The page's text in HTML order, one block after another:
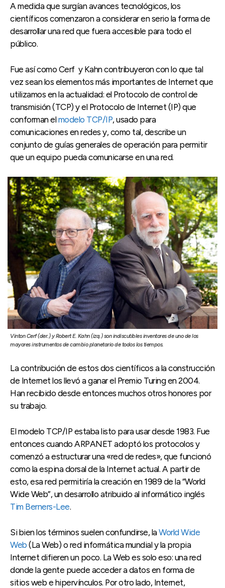
A medida que surgían avances tecnológicos, los
científicos comenzaron a considerar en serio la forma de
desarrollar una red que fuera accesible para todo el
público.
Fue así como Cerf y Kahn contribuyeron con lo que tal
vez sean los elementos más importantes de Internet que
utilizamos en la actualidad: el Protocolo de control de
transmisión (TCP) y el Protocolo de Internet (IP) que
conforman elmodelo TCP/IP, usado para
comunicaciones en redes y, como tal, describe un
conjunto de guías generales de operación para permitir
que un equipo pueda comunicarse en una red.
Vinton Cerf (der.) y Robert E. Kahn (izq.) son indiscutibles inventores de uno de los
mayores instrumentos de cambio planetario de todos los tiempos.
La contribución de estos dos científicos a la construcción
de Internet los llevó a ganar el Premio Turing en 2004.
Han recibido desde entonces muchos otros honores por
su trabajo.
El modelo TCP/IP estaba listo para usar desde 1983. Fue
entonces cuando ARPANET adoptó los protocolos y
comenzó a estructurar una «red de redes», que funcionó
como la espina dorsal de la Internet actual. A partir de
esto, esa red permitiría la creación en 1989 de la “World
Wide Web”, un desarrollo atribuido al informático inglés
Tim Berners-Lee.
Si bien los términos suelen confundirse, laWorld Wide
Web (La Web) o red informática mundial y la propia
Internet difieren un poco. La Web es solo eso: una red
donde la gente puede acceder a datos en forma de
sitios web e hipervínculos. Por otro lado, Internet,